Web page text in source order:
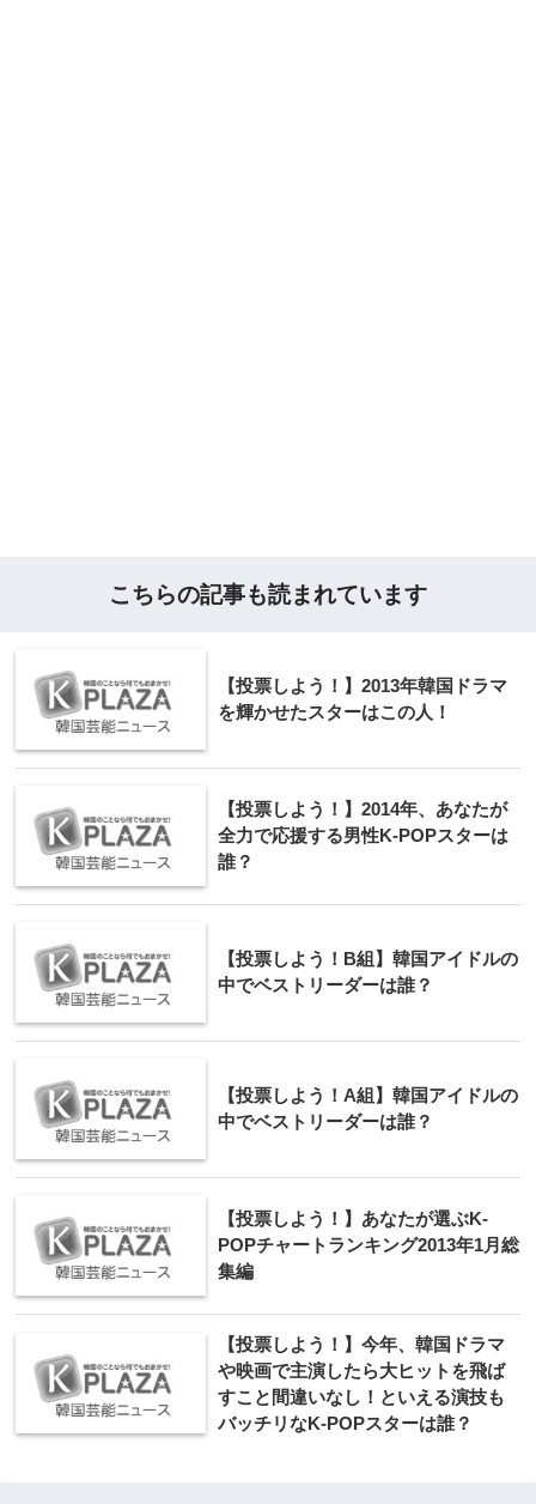
こちらの記事も読まれています
【投票しよう！】2013年韓国ドラマ
を輝かせたスターはこの人！
【投票しよう！】2014年、あなたが
全力で応援する男性K-POPスターは
誰？
【投票しよう！B組】韓国アイドルの
中でベストリーダーは誰？
【投票しよう！A組】韓国アイドルの
中でベストリーダーは誰？
【投票しよう！】あなたが選ぶK-
POPチャートランキング2013年1月総
集編
【投票しよう！】今年、韓国ドラマ
や映画で主演したら大ヒットを飛ば
すこと間違いなし！といえる演技も
バッチリなK-POPスターは誰？